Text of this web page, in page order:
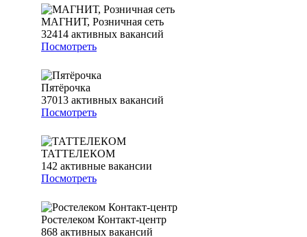
МАГНИТ, Розничная сеть
32414 активных вакансий
Посмотреть
Пятёрочка
37013 активных вакансий
Посмотреть
ТАТТЕЛЕКОМ
142 активные вакансии
Посмотреть
Ростелеком Контакт-центр
868 активных вакансий